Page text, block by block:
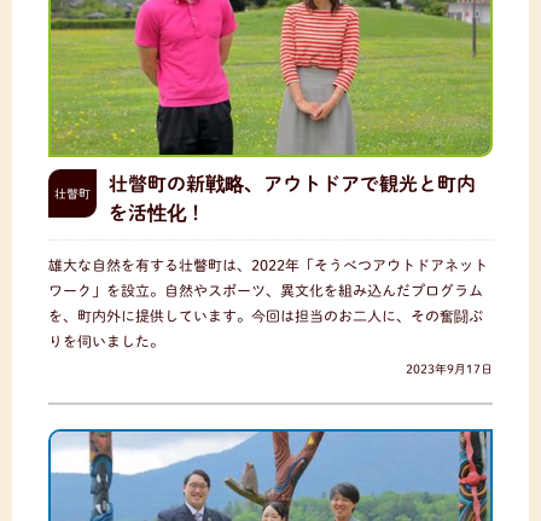
壮瞥町
壮瞥町の新戦略、アウトドアで観光と町内
を活性化！
雄大な自然を有する壮瞥町は、2022年「そうべつアウトドアネット
ワーク」を設立。自然やスポーツ、異文化を組み込んだプログラム
を、町内外に提供しています。今回は担当のお二人に、その奮闘ぶ
りを伺いました。
2023年9月17日